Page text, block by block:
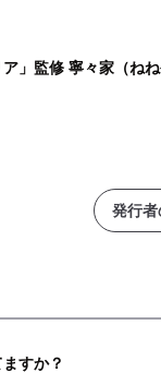
」監修 寧々家（ね
発行
すか？